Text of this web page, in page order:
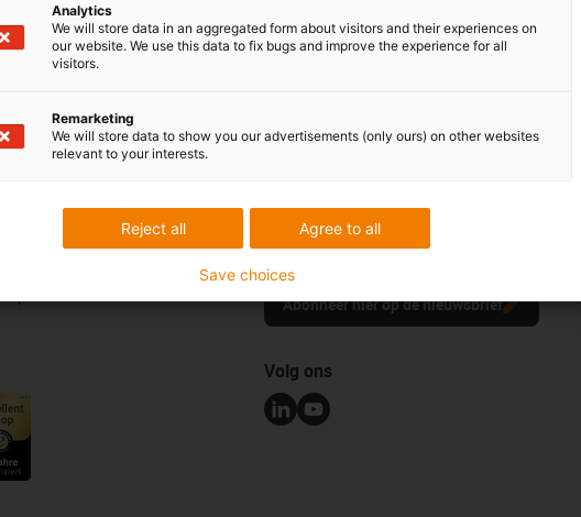
Blijf op de hoogte en schrijf je hier in voor de
igus® nieuwsbrief.
Abonneer hier op de nieuwsbrief
Volg ons
Analytics
We will store data in an aggregated form about visitors and their experiences on
our website. We use this data to fix bugs and improve the experience for all
visitors.
Remarketing
We will store data to show you our advertisements (only ours) on other websites
relevant to your interests.
Agree to all
Reject all
Save choices